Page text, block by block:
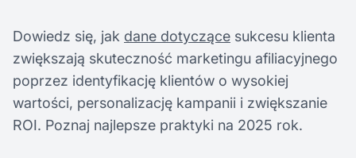
Dowiedz się, jak dane dotyczące sukcesu klienta
zwiększają skuteczność marketingu afiliacyjnego
poprzez identyfikację klientów o wysokiej
wartości, personalizację kampanii i zwiększanie
ROI. Poznaj najlepsze praktyki na 2025 rok.